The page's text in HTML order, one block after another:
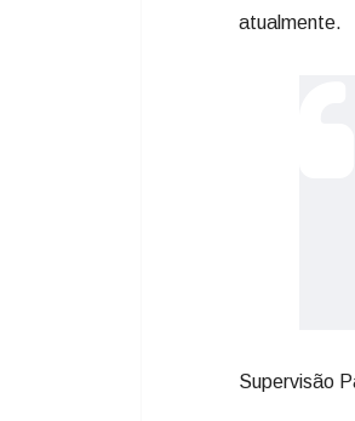
atualmente.
Supervisão